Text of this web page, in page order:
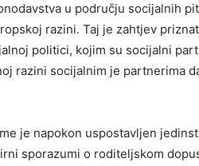
u području socijalnih
razini. Taj je zahtjev priznat
politici, kojim su socijalni
razini socijalnim je partnerima
je napokon uspostavljen
sporazumi o roditeljskom